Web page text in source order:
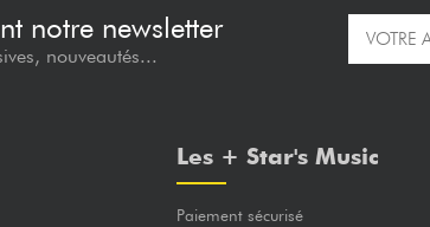
notre newsletter
nouveautés...
Les + Star's Music
Paiement sécurisé